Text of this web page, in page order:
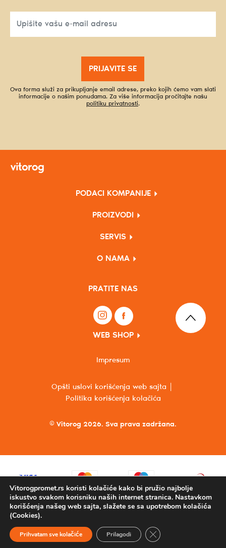
PRIJAVITE SE
Ova forma služi za prikupljanje email adrese, preko kojih ćemo vam slati
informacije o našim ponudama. Za više informacija pročitajte našu
politiku privatnosti.
PODACI KOMPANIJE
PROIZVODI
SERVIS
O NAMA
PRATITE NAS
WEB SHOP
© Vitorog 2026. Sva prava zadržana.
Opšti uslovi korišćenja web sajta
Politika korišćenja kolačića
Impresum
Vitorogpromet.rs koristi kolačiće kako bi pružio najbolje
iskustvo svakom korisniku naših internet stranica. Nastavkom
korišćenja našeg web sajta, slažete se sa upotrebom kolačića
(Cookies).
Prihvatam sve kolačiće Prilagodi Close GDPR Cookie